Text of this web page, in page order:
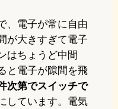
、電子が常に自由
が大きすぎて電子
はちょうど中間
と電子が隙間を飛
次第でスイッチで
しています。電気